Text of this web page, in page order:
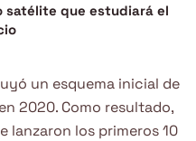
satélite que estudiará el
un esquema inicial de
2020. Como resultado,
lanzaron los primeros 10